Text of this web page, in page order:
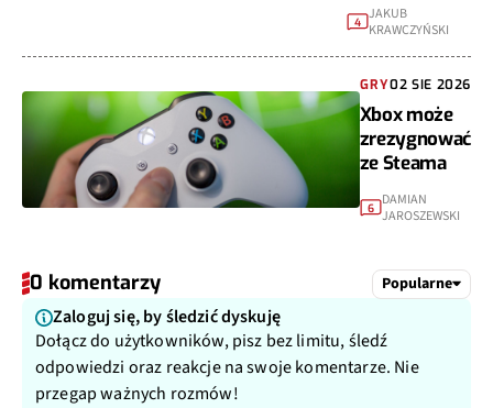
4 JAKUB
KRAWCZYŃSKI
GRY02 SIE 2026
Xbox może
zrezygnować
ze Steama
6 DAMIAN
JAROSZEWSKI
0 komentarzy Popularne
Zaloguj się, by śledzić dyskuję
Dołącz do użytkowników, pisz bez limitu, śledź
odpowiedzi oraz reakcje na swoje komentarze. Nie
przegap ważnych rozmów!